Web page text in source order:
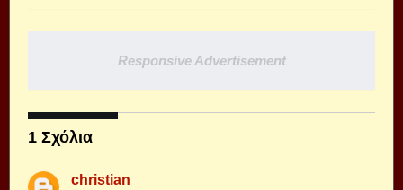
Responsive Advertisement
1 Σχόλια
christian